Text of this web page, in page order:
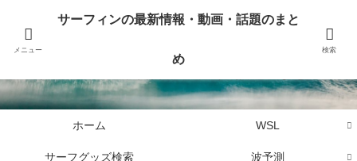
サーフィンに関するニュース・話題や最新情報を写真、画像、動画でまとめて
ホーム WSL
サーフグッズ検索 波予測
メニュー
サーフィンの最新情報・動画・話題のまと
め
検索